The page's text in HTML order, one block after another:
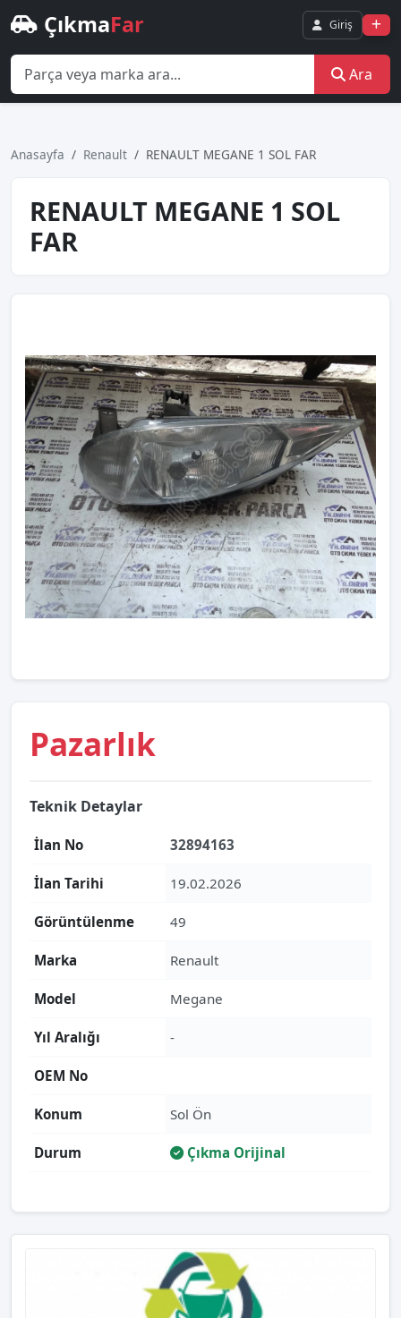
ÇıkmaFar Giriş
Ara
Anasayfa Renault RENAULT MEGANE 1 SOL FAR
RENAULT MEGANE 1 SOL
FAR
Pazarlık
Teknik Detaylar
İlan No 32894163
İlan Tarihi 19.02.2026
Görüntülenme 49
Marka Renault
Model Megane
Yıl Aralığı -
OEM No
Konum Sol Ön
Durum Çıkma Orijinal